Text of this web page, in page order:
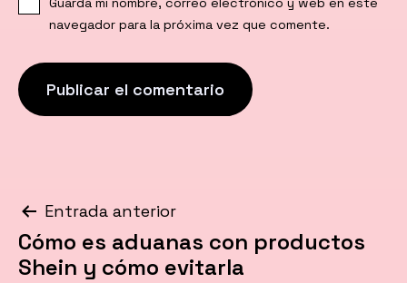
navegador para la próxima vez que comente.
Navegación
de
Entrada anterior
Cómo es aduanas con productos
Shein y cómo evitarla